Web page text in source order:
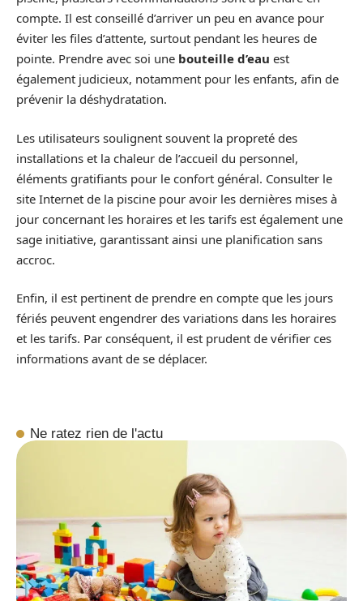
compte. Il est conseillé d’arriver un peu en avance pour
éviter les files d’attente, surtout pendant les heures de
pointe. Prendre avec soi une bouteille d’eau est
également judicieux, notamment pour les enfants, afin de
prévenir la déshydratation.
Les utilisateurs soulignent souvent la propreté des
installations et la chaleur de l’accueil du personnel,
éléments gratifiants pour le confort général. Consulter le
site Internet de la piscine pour avoir les dernières mises à
jour concernant les horaires et les tarifs est également une
sage initiative, garantissant ainsi une planification sans
accroc.
Enfin, il est pertinent de prendre en compte que les jours
fériés peuvent engendrer des variations dans les horaires
et les tarifs. Par conséquent, il est prudent de vérifier ces
informations avant de se déplacer.
Ne ratez rien de l'actu